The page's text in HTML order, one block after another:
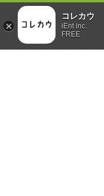
コレカウ
iEnt inc.
FREE